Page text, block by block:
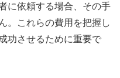
に依頼する場合、その手
。これらの費用を把握し
功させるために重要で